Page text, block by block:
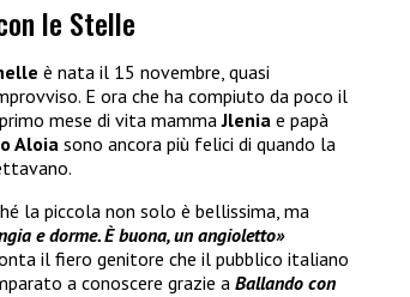
le Stelle
è nata il 15 novembre, quasi
E ora che ha compiuto da poco il
mese di vita mammaJlenia e papà
Aloia sono ancora più felici di quando la
la piccola non solo è bellissima, ma
e dorme. È buona, un angioletto»
il fiero genitore che il pubblico italiano
a conoscere grazie aBallando con